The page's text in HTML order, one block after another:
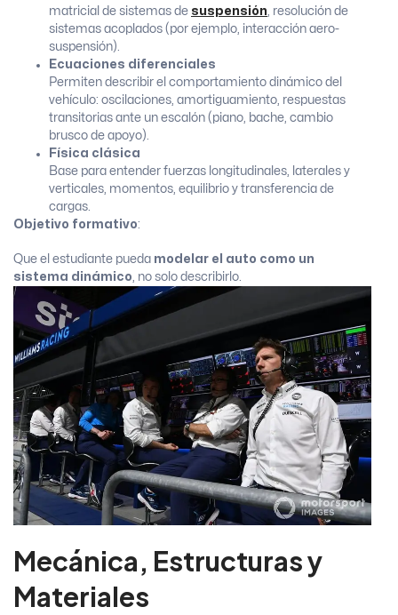
matricial de sistemas de suspensión , resolución de
sistemas acoplados (por ejemplo, interacción aero-
suspensión).
Ecuaciones diferenciales
Permiten describir el comportamiento dinámico del
vehículo: oscilaciones, amortiguamiento, respuestas
transitorias ante un escalón (piano, bache, cambio
brusco de apoyo).
Física clásica
Base para entender fuerzas longitudinales, laterales y
verticales, momentos, equilibrio y transferencia de
cargas.
Objetivo formativo:
Que el estudiante pueda modelar el auto como un
sistema dinámico , no solo describirlo.
Mecánica, Estructuras y
Materiales